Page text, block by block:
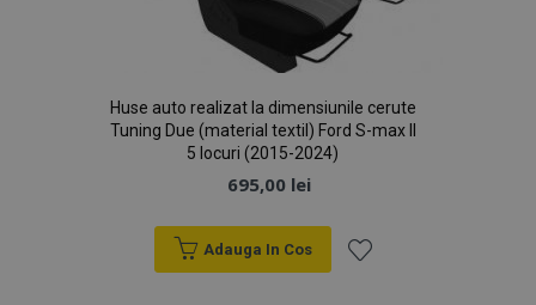
Huse auto realizat la dimensiunile cerute
Tuning Due (material textil) Ford S-max II
5 locuri (2015-2024)
695,00 lei
Adauga In Cos